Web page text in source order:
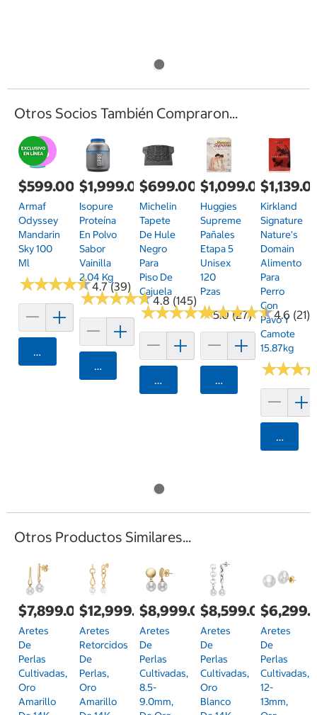
Otros Socios También Compraron...
$599.00
Armaf
Odyssey
Mandarin
Sky 100
Ml
★★★★★
★★★★★4.7 (39)
Agregar
$1,999.00
Isopure
Proteína
En Polvo
Sabor
Vainilla
2.04 Kg
★★★★★
★★★★★4.8 (145)
Agregar
$699.00
Michelin
Tapete
De Hule
Negro
Para
Piso De
Cajuela
★★★★★
★★★★★5.0 (27)
Agregar
$1,099.00
Huggies
Supreme
Pañales
Etapa 5
Unisex
120
Pzas
★★★★★
★★★★★4.6 (21)
Agregar
Kirkland
Signature
Nature's
Domain
Alimento
Para
Perro
Con
Pavo Y
Camote
15.87kg
★★★
★★★
Otros Productos Similares...
$7,899.00
Aretes
De
Perlas
Cultivadas,
Oro
Amarillo
$12,999.00
Aretes
Retorcidos
De
Perlas,
Oro
Amarillo
$8,999.00
Aretes
De
Perlas
Cultivadas,
8.5-
9.0mm,
$8,599.00
Aretes
De
Perlas
Cultivadas,
Oro
Blanco
Aretes
De
Perlas
Cultivadas,
12-
13mm,